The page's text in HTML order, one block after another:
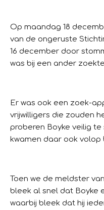
Op maandag 18
van de ongeruste
16 december door
was bij een ander
Er was ook een zoek-
vrijwilligers die zouden
proberen Boyke veilig
kwamen daar ook volop
Toen we de meldster
bleek al snel dat Boyke
waarbij bleek dat hij